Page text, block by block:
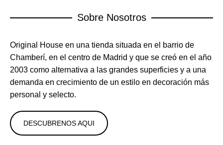
Sobre Nosotros
Original House en una tienda situada en el barrio de
Chamberí, en el centro de Madrid y que se creó en el año
2003 como alternativa a las grandes superficies y a una
demanda en crecimiento de un estilo en decoración más
personal y selecto.
DESCUBRENOS AQUI